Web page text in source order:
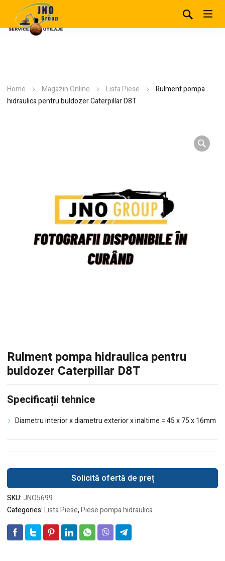
Home Magazin Online Lista Piese
Rulment pompa
hidraulica pentru buldozer Caterpillar D8T
Rulment pompa hidraulica pentru
buldozer Caterpillar D8T
Specificații tehnice
Diametru interior x diametru exterior x inaltime = 45 x 75 x 16mm
Solicită ofertă de preț
SKU:JNO5699
Categories:Lista Piese,Piese pompa hidraulica